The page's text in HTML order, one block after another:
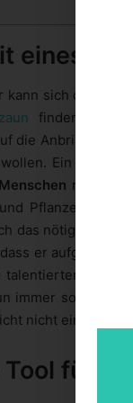
eines
sich den
finden Sie
die Anbringung
Ein großer
nur
Pflanzen
das nötige Licht
er aufgrund
talentierten
immer so ein,
nicht ein.
für